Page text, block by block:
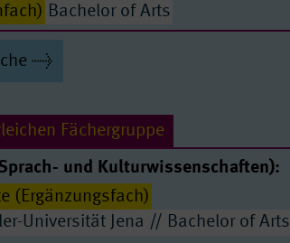
Bachelor of Arts
Bachelor of Science
Bachelor of Science
of Science
an Regelschulen
Fächergruppe
und Kulturwissenschaften):
(Ergänzungsfach)
Universität Jena // Bachelor of Arts